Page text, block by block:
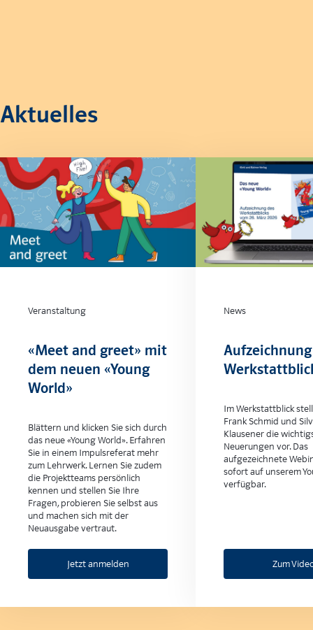
Aktuelles
Veranstaltung
«Meet and greet» mit
dem neuen «Young
World»
Blättern und klicken Sie sich durch
das neue «Young World». Erfahren
Sie in einem Impulsreferat mehr
zum Lehrwerk. Lernen Sie zudem
die Projektteams persönlich
kennen und stellen Sie Ihre
Fragen, probieren Sie selbst aus
und machen sich mit der
Neuausgabe vertraut.
Jetzt anmelden
News
Aufzeichnung
Im Werkstattblick
Frank Schmid und
Klausener die
Neuerungen vor. Das
aufgezeichnete
sofort auf unserem
verfügbar.
Zum